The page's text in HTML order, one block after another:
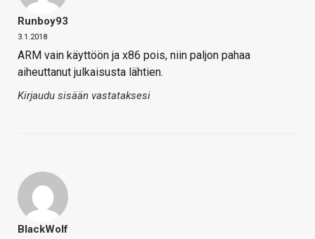
Runboy93
3.1.2018
ARM vain käyttöön ja x86 pois, niin paljon pahaa
aiheuttanut julkaisusta lähtien.
Kirjaudu sisään vastataksesi
BlackWolf